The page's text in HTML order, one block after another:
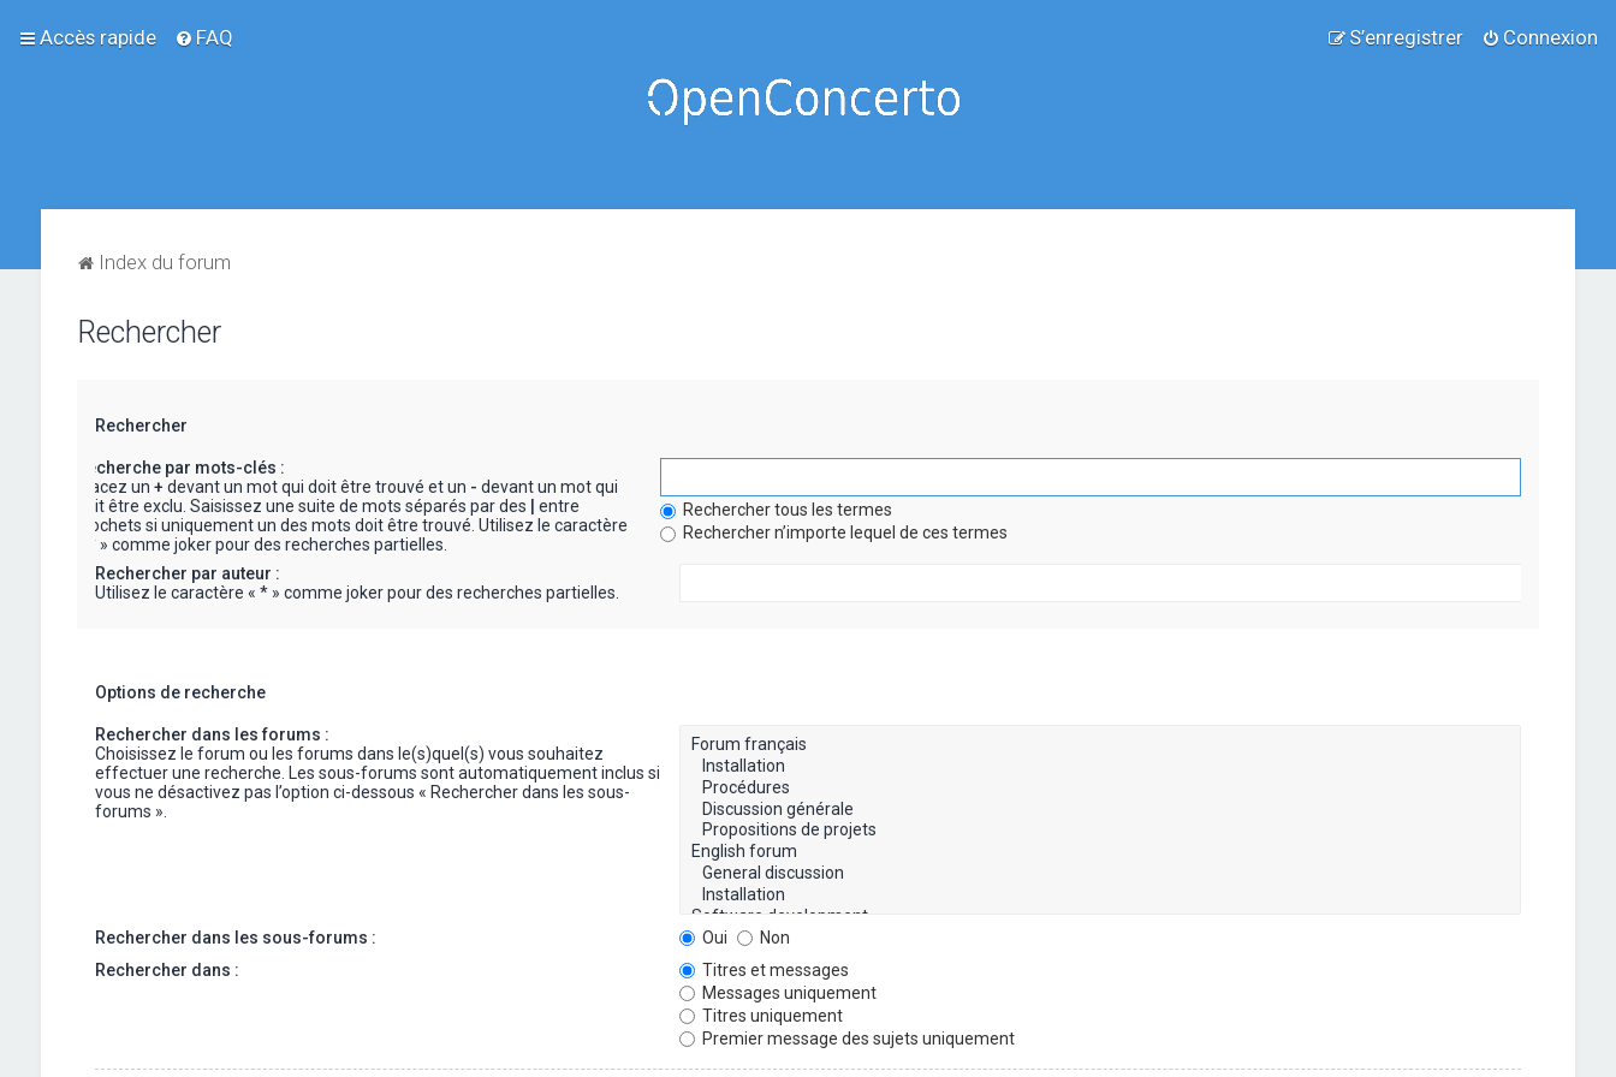
Accès rapide FAQ Connexion
S’enregistrer
Index du forum
Rechercher
Rechercher
Recherche par mots-clés :
Placez un + devant un mot qui doit être trouvé et un - devant un mot qui
doit être exclu. Saisissez une suite de mots séparés par des
entre
crochets si uniquement un des mots doit être trouvé. Utilisez le caractère
« * » comme joker pour des recherches partielles.
Rechercher tous les termes
Rechercher n’importe lequel de ces termes
Rechercher par auteur :
Utilisez le caractère « * » comme joker pour des recherches partielles.
Options de recherche
Rechercher dans les forums :
Choisissez le forum ou les forums dans le(s)quel(s) vous souhaitez
effectuer une recherche. Les sous-forums sont automatiquement inclus si
vous ne désactivez pas l’option ci-dessous « Rechercher dans les sous-
forums ».
Rechercher dans les sous-forums : Oui
Non
Rechercher dans :
Titres et messages
Messages uniquement
Titres uniquement
Premier message des sujets uniquement